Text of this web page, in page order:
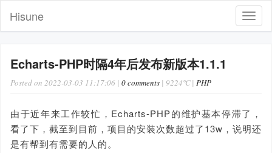
Hisune
Echarts-PHP时隔4年后发布新版本1.1.1
Posted on 2022-03-03 11:17:06 | 0 comments | 9224℃ | PHP
由于近年来工作较忙，Echarts-PHP的维护基本停滞了，
看了下，截至到目前，项目的安装次数超过了13w，说明还
是有帮到有需要的人的。